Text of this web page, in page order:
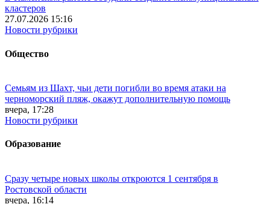
кластеров
27.07.2026 15:16
Новости рубрики
Общество
Семьям из Шахт, чьи дети погибли во время атаки на
черноморский пляж, окажут дополнительную помощь
вчера, 17:28
Новости рубрики
Образование
Сразу четыре новых школы откроются 1 сентября в
Ростовской области
вчера, 16:14